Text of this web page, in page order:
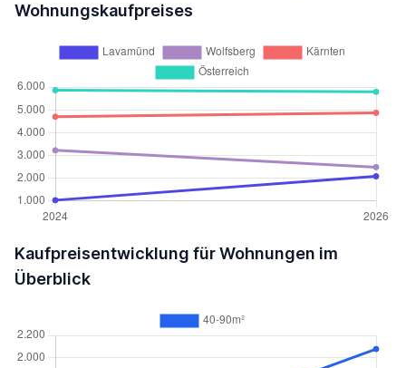
Wohnungskaufpreises
Kaufpreisentwicklung für Wohnungen im
Überblick